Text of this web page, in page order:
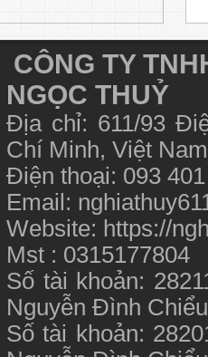
CÔNG TY
NGỌC THUỶ
Địa chỉ: 611/93
Chí Minh, Việt
Điện thoại: 093
Email:
Website: https://
Mst : 0315177804
Số tài khoản:
Nguyễn Đình
Số tài khoản: